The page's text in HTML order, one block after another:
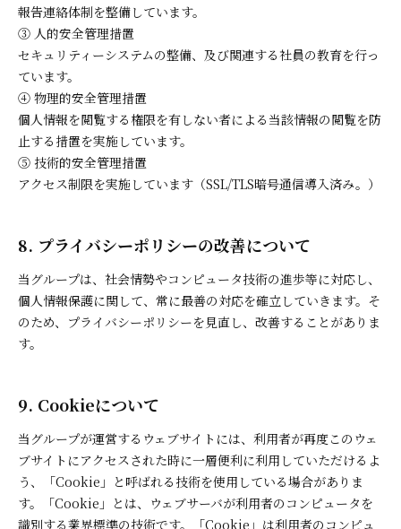
報告連絡体制を整備しています。
③ 人的安全管理措置
セキュリティーシステムの整備、及び関連する社員の教育を行っ
ています。
④ 物理的安全管理措置
個人情報を閲覧する権限を有しない者による当該情報の閲覧を防
止する措置を実施しています。
⑤ 技術的安全管理措置
アクセス制限を実施しています（SSL/TLS暗号通信導入済み。）
8. プライバシーポリシーの改善について
当グループは、社会情勢やコンピュータ技術の進歩等に対応し、
個人情報保護に関して、常に最善の対応を確立していきます。そ
のため、プライバシーポリシーを見直し、改善することがありま
す。
9. Cookieについて
当グループが運営するウェブサイトには、利用者が再度このウェ
ブサイトにアクセスされた時に一層便利に利用していただけるよ
う、「Cookie」と呼ばれる技術を使用している場合がありま
す。「Cookie」とは、ウェブサーバが利用者のコンピュータを
識別する業界標準の技術です。「Cookie」は利用者のコンピュ